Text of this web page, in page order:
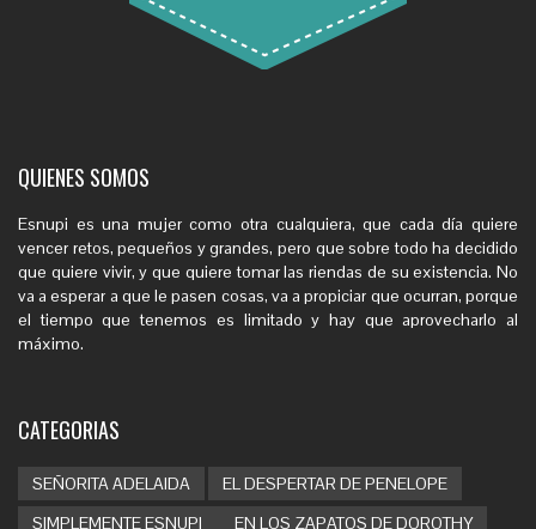
QUIENES SOMOS
Esnupi es una mujer como otra cualquiera, que cada día quiere
vencer retos, pequeños y grandes, pero que sobre todo ha decidido
que quiere vivir, y que quiere tomar las riendas de su existencia. No
va a esperar a que le pasen cosas, va a propiciar que ocurran, porque
el tiempo que tenemos es limitado y hay que aprovecharlo al
máximo.
CATEGORIAS
SEÑORITA ADELAIDA
EL DESPERTAR DE PENELOPE
SIMPLEMENTE ESNUPI
EN LOS ZAPATOS DE DOROTHY